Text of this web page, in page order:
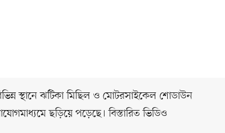
স্থানে ঝটিকা মিছিল ও মোটরসাইকেল শোডাউন
ছড়িয়ে পড়েছে। বিস্তারিত ভিডিও